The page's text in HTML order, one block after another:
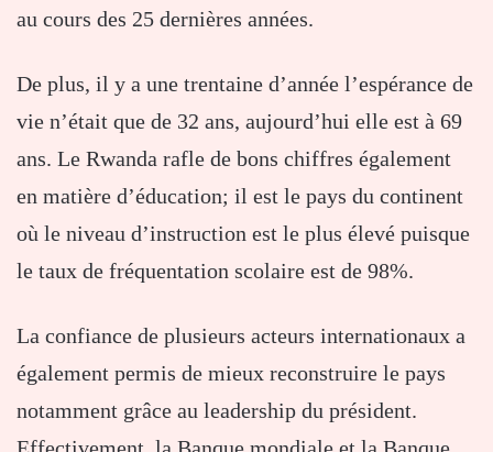
au cours des 25 dernières années.
De plus, il y a une trentaine d’année l’espérance de
vie n’était que de 32 ans, aujourd’hui elle est à 69
ans. Le Rwanda rafle de bons chiffres également
en matière d’éducation; il est le pays du continent
où le niveau d’instruction est le plus élevé puisque
le taux de fréquentation scolaire est de 98%.
La confiance de plusieurs acteurs internationaux a
également permis de mieux reconstruire le pays
notamment grâce au leadership du président.